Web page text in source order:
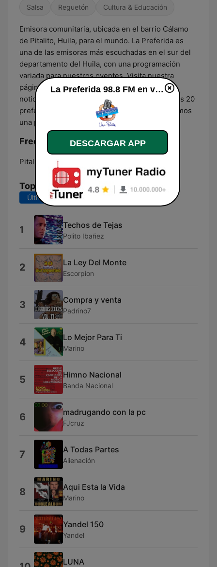
Salsa Reguetón Cultura & Educación
Emisora comunitaria, ubicada en el barrio Cálamo
de Pitalito, Huila, para el mundo. La Preferida es
una de las emisoras más escuchadas en el sur del
departamento del Huila, con una programación
variada para nuestros oyentes. Visita nuestra
página www.lapreferidafm.com.co y mira las
noticias de nuestros artistas. Visita y conoce las 20
preferidas de la semana... Porque nosotros somos
una pasión.
Frecuencias La Preferida 98.8 FM:
Pitalito: 98.8 FM
Top Canciones
Últimos 7 días
1 Techos de Tejas
Polito Ibañez
2 La Ley Del Monte
Escorpion
3 Compra y venta
Padrino7
4 Lo Mejor Para Ti
Marino
5 Himno Nacional
Banda Nacional
6 madrugando con la pc
FJcruz
7 A Todas Partes
Alienación
8 Aqui Esta la Vida
Marino
9 Yandel 150
Yandel
LUNA
La Preferida 98.8 FM en vivo
DESCARGAR APP